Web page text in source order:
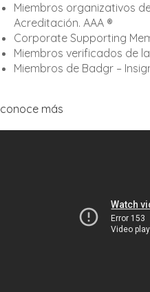
Miembros organizativos
Acreditación. AAA ®
Corporate Supporting
Miembros verificados de
Miembros de Badgr –
conoce más